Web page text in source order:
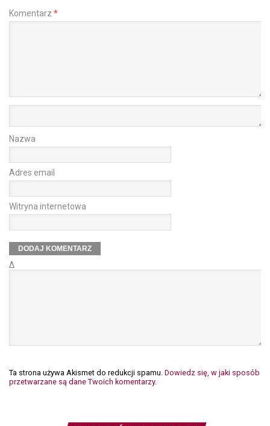
Komentarz *
Nazwa
Adres email
Witryna internetowa
Δ
Ta strona używa Akismet do redukcji spamu. Dowiedz się, w jaki sposób
przetwarzane są dane Twoich komentarzy.